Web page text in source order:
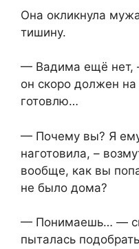
Она окликнула
тишину.
— Вадима ещё нет,
он скоро должен на
готовлю…
— Почему вы? Я
наготовила, –
вообще, как вы
не было дома?
— Понимаешь… —
пыталась